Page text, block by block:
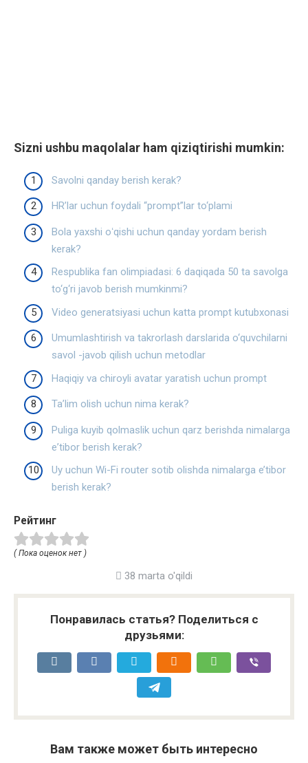
Sizni ushbu maqolalar ham qiziqtirishi mumkin:
Savolni qanday berish kerak?
HR’lar uchun foydali “prompt”lar to‘plami
Bola yaxshi oʻqishi uchun qanday yordam berish
kerak?
Respublika fan olimpiadasi: 6 daqiqada 50 ta savolga
to‘g‘ri javob berish mumkinmi?
Video generatsiyasi uchun katta prompt kutubxonasi
Umumlashtirish va takrorlash darslarida o‘quvchilarni
savol -javob qilish uchun metodlar
Haqiqiy va chiroyli avatar yaratish uchun prompt
Ta’lim olish uchun nima kerak?
Puliga kuyib qolmaslik uchun qarz berishda nimalarga
eʼtibor berish kerak?
Uy uchun Wi-Fi router sotib olishda nimalarga e’tibor
berish kerak?
Рейтинг
( Пока оценок нет )
38 marta o'qildi
Понравилась статья? Поделиться с
друзьями:
Вам также может быть интересно